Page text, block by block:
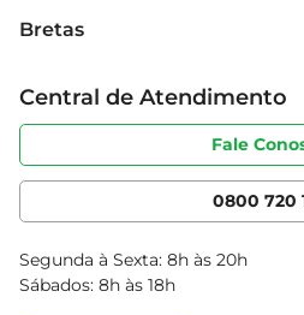
Grupo Cencosud
Sobre privacidade
Portal do fornecedor
Cencosud Media
Bretas
Produtos Bretas
Código de ética
Serviços
Clube Bretas
Blog Bretas
Black Friday
Central de Atendimento
Fale
0800 720
Segunda à Sexta: 8h às 20h
Sábados: 8h às 18h